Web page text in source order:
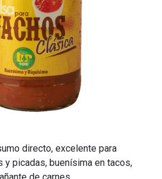
directo, excelente para
y picadas, buenísima en tacos,